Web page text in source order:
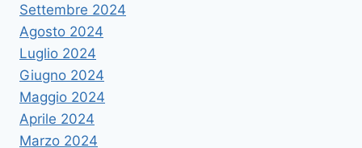
Settembre 2024
Agosto 2024
Luglio 2024
Giugno 2024
Maggio 2024
Aprile 2024
Marzo 2024